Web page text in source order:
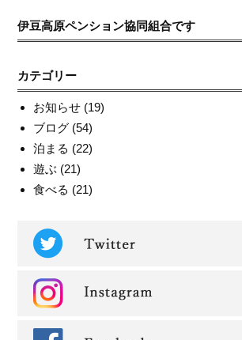
伊豆高原ペンション協同組合です
カテゴリー
お知らせ (19)
ブログ (54)
泊まる (22)
遊ぶ (21)
食べる (21)